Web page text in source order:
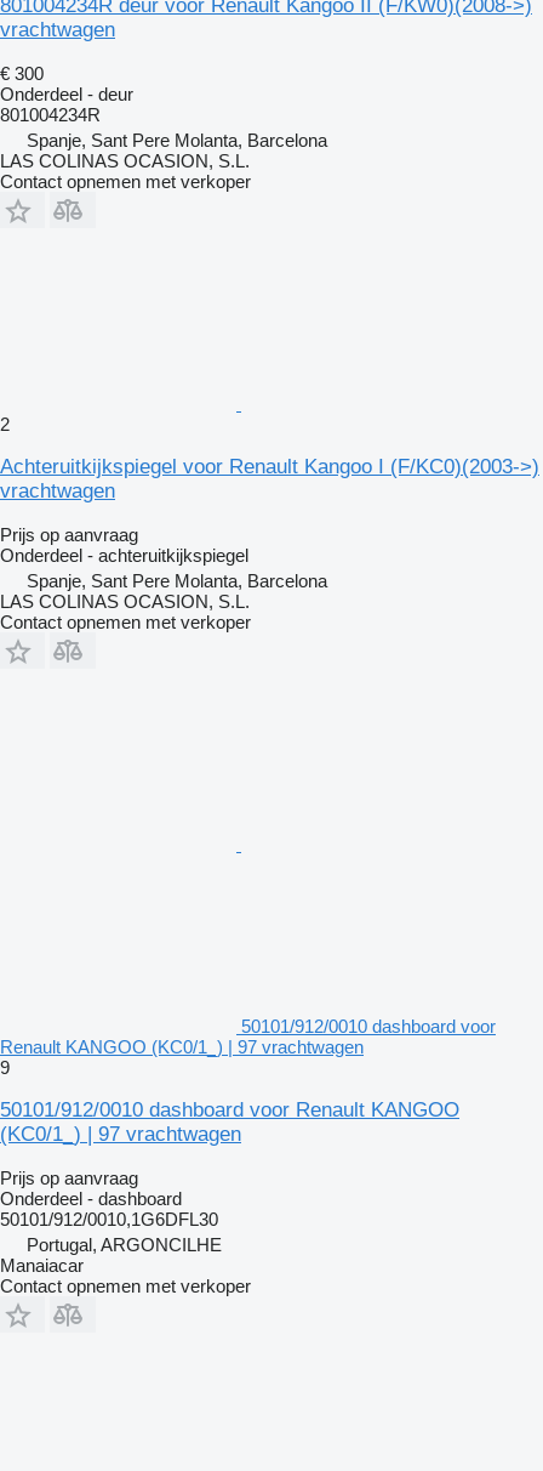
801004234R deur voor Renault Kangoo II (F/KW0)(2008->)
vrachtwagen
€ 300
Onderdeel - deur
801004234R
Spanje, Sant Pere Molanta, Barcelona
LAS COLINAS OCASION, S.L.
Contact opnemen met verkoper
2
Achteruitkijkspiegel voor Renault Kangoo I (F/KC0)(2003->)
vrachtwagen
Prijs op aanvraag
Onderdeel - achteruitkijkspiegel
Spanje, Sant Pere Molanta, Barcelona
LAS COLINAS OCASION, S.L.
Contact opnemen met verkoper
50101/912/0010 dashboard voor
Renault KANGOO (KC0/1_) | 97 vrachtwagen
9
50101/912/0010 dashboard voor Renault KANGOO
(KC0/1_) | 97 vrachtwagen
Prijs op aanvraag
Onderdeel - dashboard
50101/912/0010,1G6DFL30
Portugal, ARGONCILHE
Manaiacar
Contact opnemen met verkoper